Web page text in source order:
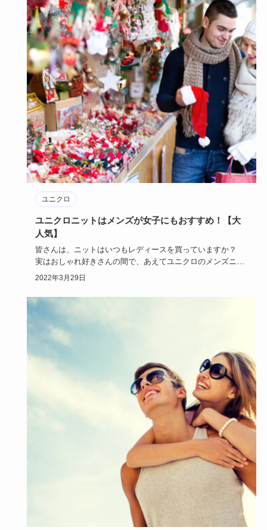
ユニクロ
ユニクロニットはメンズが女子にもおすすめ！【大
人気】
皆さんは、ニットはいつもレディースを買っていますか？
実はおしゃれ好きさんの間で、あえてユニクロのメンズニッ
トをチョイス…
2022年3月29日